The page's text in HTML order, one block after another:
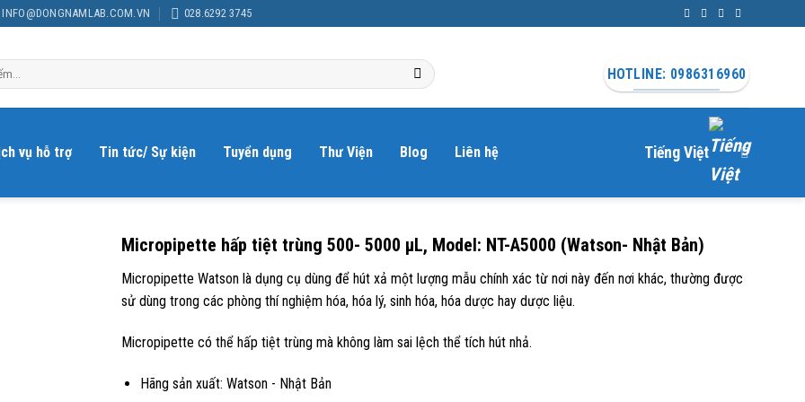
INFO@DONGNAMLAB.COM.VN 028.6292 3745
HOTLINE: 0986316960
vụ hỗ trợ Tin tức/ Sự kiện Tuyển dụng Thư Viện Blog Liên hệ Tiếng Việt
Micropipette hấp tiệt trùng 500- 5000 µL, Model: NT-A5000 (Watson- Nhật Bản)
Micropipette Watson là dụng cụ dùng để hút xả một lượng mẫu chính xác từ nơi này đến nơi khác, thường được
sử dùng trong các phòng thí nghiệm hóa, hóa lý, sinh hóa, hóa dược hay dược liệu.
Micropipette có thể hấp tiệt trùng mà không làm sai lệch thể tích hút nhả.
Hãng sản xuất: Watson - Nhật Bản